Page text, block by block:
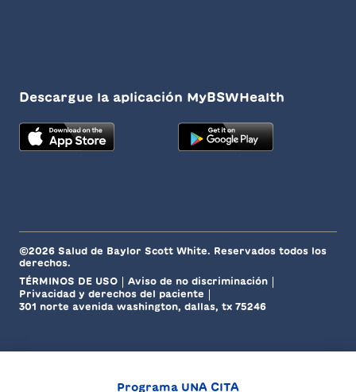
Programa UNA CITA
Descargue la aplicación MyBSWHealth
©2026 Salud de Baylor Scott White. Reservados todos los
derechos.
TÉRMINOS DE USO
Aviso de no discriminación
Privacidad y derechos del paciente
301 norte avenida washington, dallas, tx 75246